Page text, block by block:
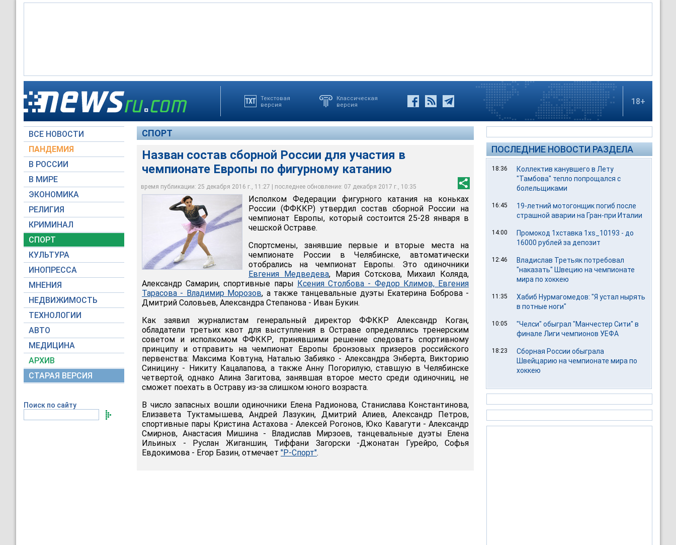
Текстовая
версия
Классическая
версия
18+
ВСЕ НОВОСТИ
ПАНДЕМИЯ
В РОССИИ
В МИРЕ
ЭКОНОМИКА
РЕЛИГИЯ
КРИМИНАЛ
СПОРТ
КУЛЬТУРА
ИНОПРЕССА
МНЕНИЯ
НЕДВИЖИМОСТЬ
ТЕХНОЛОГИИ
АВТО
МЕДИЦИНА
АРХИВ
СТАРАЯ ВЕРСИЯ
Поиск по сайту
СПОРТ
Назван состав сборной России для участия в
чемпионате Европы по фигурному катанию
время публикации: 25 декабря 2016 г., 11:27 | последнее обновление: 07 декабря 2017 г., 10:35
Евгения Медведева
© РИА Новости / Павел Лисицын
Исполком Федерации фигурного катания на коньках
России (ФФККР) утвердил состав сборной России на
чемпионат Европы, который состоится 25-28 января в
чешской Остраве.
Спортсмены, занявшие первые и вторые места на
чемпионате России в Челябинске, автоматически
отобрались на чемпионат Европы. Это одиночники
Евгения Медведева, Мария Сотскова, Михаил Коляда,
Александр Самарин, спортивные пары Ксения Столбова - Федор Климов, Евгения
Тарасова - Владимир Морозов, а также танцевальные дуэты Екатерина Боброва -
Дмитрий Соловьев, Александра Степанова - Иван Букин.
Как заявил журналистам генеральный директор ФФККР Александр Коган,
обладатели третьих квот для выступления в Остраве определялись тренерским
советом и исполкомом ФФККР, принявшими решение следовать спортивному
принципу и отправить на чемпионат Европы бронзовых призеров российского
первенства: Максима Ковтуна, Наталью Забияко - Александра Энберта, Викторию
Синицину - Никиту Кацалапова, а также Анну Погорилую, ставшую в Челябинске
четвертой, однако Алина Загитова, занявшая второе место среди одиночниц, не
сможет поехать в Остраву из-за слишком юного возраста.
В число запасных вошли одиночники Елена Радионова, Станислава Константинова,
Елизавета Туктамышева, Андрей Лазукин, Дмитрий Алиев, Александр Петров,
спортивные пары Кристина Астахова - Алексей Рогонов, Юко Кавагути - Александр
Смирнов, Анастасия Мишина - Владислав Мирзоев, танцевальные дуэты Елена
Ильиных - Руслан Жиганшин, Тиффани Загорски -Джонатан Гурейро, Софья
Евдокимова - Егор Базин, отмечает "Р-Спорт".
ПОСЛЕДНИЕ НОВОСТИ РАЗДЕЛА
18:36
Коллектив канувшего в Лету
"Тамбова" тепло попрощался с
болельщиками
16:45
19-летний мотогонщик погиб после
страшной аварии на Гран-при Италии
14:00
Промокод 1хставка 1xs_10193 - до
16000 рублей за депозит
12:46
Владислав Третьяк потребовал
"наказать" Швецию на чемпионате
мира по хоккею
11:35
Хабиб Нурмагомедов: "Я устал нырять
в потные ноги"
10:05
"Челси" обыграл "Манчестер Сити" в
финале Лиги чемпионов УЕФА
18:23
Сборная России обыграла
Швейцарию на чемпионате мира по
хоккею